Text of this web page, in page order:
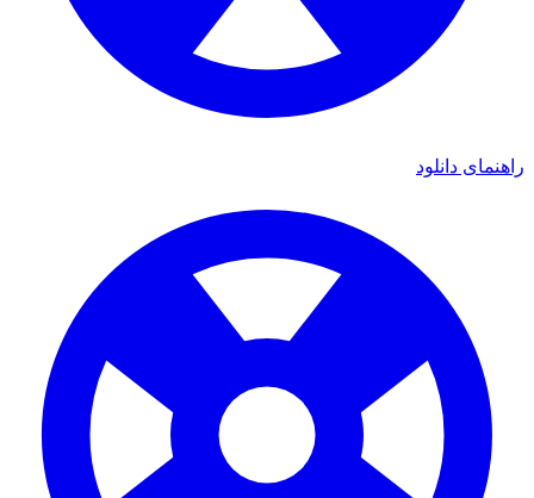
راهنمای دانلود